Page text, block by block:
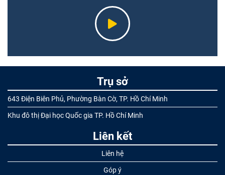
Trụ sở
643 Điện Biên Phủ, Phường Bàn Cờ, TP. Hồ Chí Minh
Khu đô thị Đại học Quốc gia TP. Hồ Chí Minh
Liên kết
Liên hệ
Góp ý